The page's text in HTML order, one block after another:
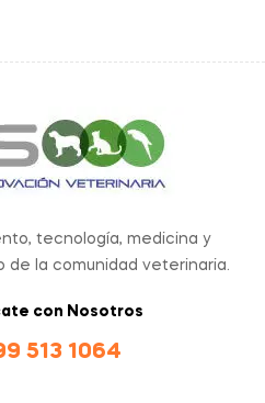
tecnología, medicina y
de la comunidad veterinaria.
con Nosotros
513 1064